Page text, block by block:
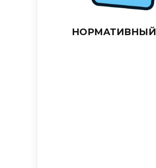
НОРМАТИВНЫЙ